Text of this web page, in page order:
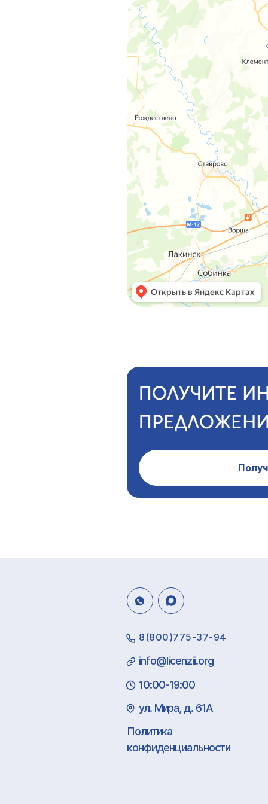
ПОЛУЧИТЕ
8(800)775-37-94
info@licenzii.org
10:00-19:00
ул. Мира, д. 61А
Политика
конфиденциальности